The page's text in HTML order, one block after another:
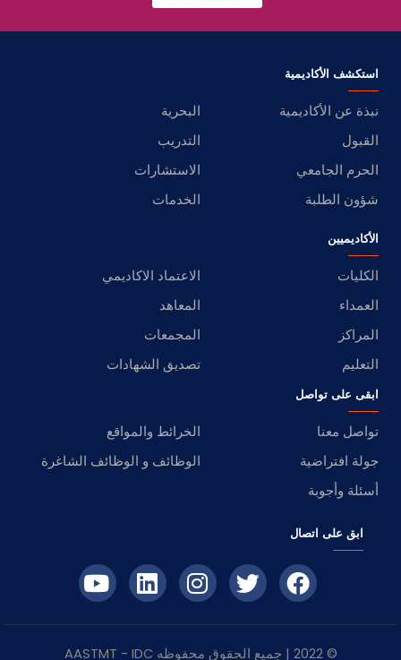
استكشف الأكاديمية
نبذة عن الأكاديمية
البحرية
القبول
التدريب
الحرم الجامعي
الاستشارات
شؤون الطلبة
الخدمات
الأكاديميين
الكليات
الاعتماد الاكاديمي
العمداء
المعاهد
المراكز
المجمعات
التعليم
تصديق الشهادات
ابقى على تواصل
تواصل معنا
الخرائط والمواقع
جولة افتراضية
الوظائف و الوظائف الشاغرة
أسئلة وأجوبة
ابق على اتصال
© 2022 | جميع الحقوق محفوظه IDC
- AASTMT